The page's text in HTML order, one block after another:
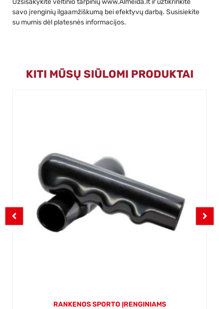
Užsisakykite veltinio tarpinių www.Almeida.lt ir užtikrinkite
savo įrenginių ilgaamžiškumą bei efektyvų darbą. Susisiekite
su mumis dėl platesnės informacijos.
KITI MŪSŲ SIŪLOMI PRODUKTAI
RANKENOS SPORTO ĮRENGINIAMS